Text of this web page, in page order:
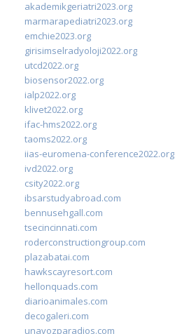
akademikgeriatri2023.org
marmarapediatri2023.org
emchie2023.org
girisimselradyoloji2022.org
utcd2022.org
biosensor2022.org
ialp2022.org
klivet2022.org
ifac-hms2022.org
taoms2022.org
iias-euromena-conference2022.org
ivd2022.org
csity2022.org
ibsarstudyabroad.com
bennusehgall.com
tsecincinnati.com
roderconstructiongroup.com
plazabatai.com
hawkscayresort.com
hellonquads.com
diarioanimales.com
decogaleri.com
unavozparadios.com